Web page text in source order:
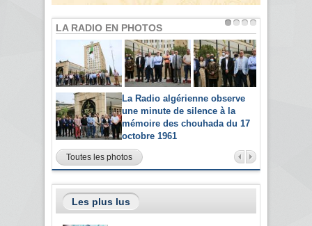
LA RADIO EN PHOTOS
La Radio algérienne observe
une minute de silence à la
mémoire des chouhada du 17
octobre 1961
Toutes les photos
Les plus lus